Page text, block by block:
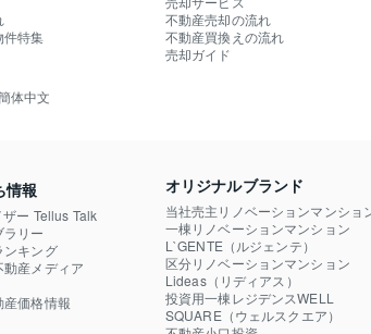
件特集
体中文
不動産売却の流れ
不動産買換えの流れ
売却ガイド
情報
ー Tellus Talk
リー
ンキング
産メディア
価格情報
オリジナルブランド
当社売主リノベーションマンショ
一棟リノベーションマンション
L`GENTE（ルジェンテ）
区分リノベーションマンション
Lideas（リディアス）
投資用一棟レジデンスWELL
SQUARE（ウェルスクエア）